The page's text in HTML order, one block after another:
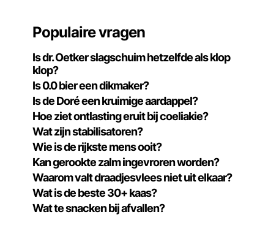
Populaire vragen
Is dr. Oetker slagschuim hetzelfde als klop
klop?
Is 0.0 bier een dikmaker?
Is de Doré een kruimige aardappel?
Hoe ziet ontlasting eruit bij coeliakie?
Wat zijn stabilisatoren?
Wie is de rijkste mens ooit?
Kan gerookte zalm ingevroren worden?
Waarom valt draadjesvlees niet uit elkaar?
Wat is de beste 30+ kaas?
Wat te snacken bij afvallen?